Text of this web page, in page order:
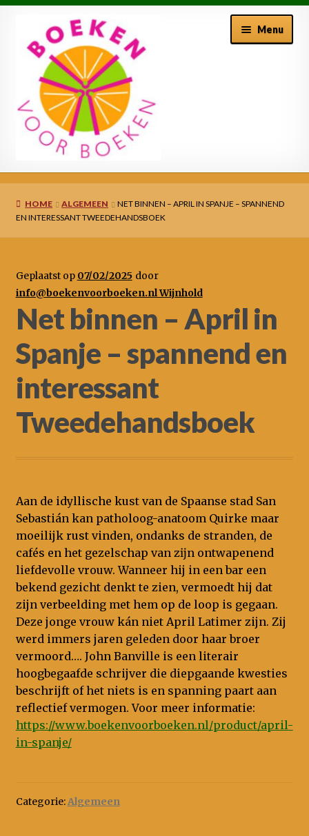
door
naar
navigatie
naar
inhoud
Menu
Winkelmand
Mijn account
Nieuws
HOME ALGEMEEN
NET BINNEN – APRIL IN SPANJE – SPANNEND
EN INTERESSANT TWEEDEHANDSBOEK
Geplaatst op 07/02/2025 door
info@boekenvoorboeken.nl Wijnhold
Net binnen – April in
Spanje – spannend en
interessant
Tweedehandsboek
Aan de idyllische kust van de Spaanse stad San
Sebastián kan patholoog-anatoom Quirke maar
moeilijk rust vinden, ondanks de stranden, de
cafés en het gezelschap van zĳn ontwapenend
liefdevolle vrouw. Wanneer hij in een bar een
bekend gezicht denkt te zien, vermoedt hij dat
zijn verbeelding met hem op de loop is gegaan.
Deze jonge vrouw kán niet April Latimer zijn. Zij
werd immers jaren geleden door haar broer
vermoord…. John Banville is een literair
hoogbegaafde schrijver die diepgaande kwesties
beschrijft of het niets is en spanning paart aan
reflectief vermogen. Voor meer informatie:
https://www.boekenvoorboeken.nl/product/april-
in-spanje/
Categorie:Algemeen